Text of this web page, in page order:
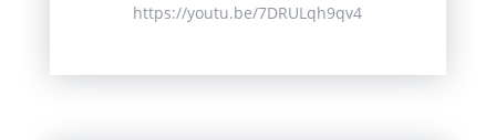
https://youtu.be/7DRULqh9qv4